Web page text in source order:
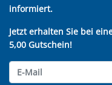
informiert.
Jetzt erhalten Sie bei
5,00 Gutschein!